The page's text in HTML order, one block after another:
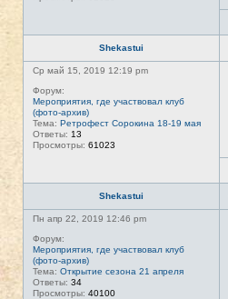
Shekastui
Ср май 15, 2019 12:19 pm
Форум:
Мероприятия, где участвовал клуб
(фото-архив)
Тема: Ретрофест Сорокина 18-19 мая
Ответы: 13
Просмотры: 61023
Shekastui
Пн апр 22, 2019 12:46 pm
Форум:
Мероприятия, где участвовал клуб
(фото-архив)
Тема: Открытие сезона 21 апреля
Ответы: 34
Просмотры: 40100